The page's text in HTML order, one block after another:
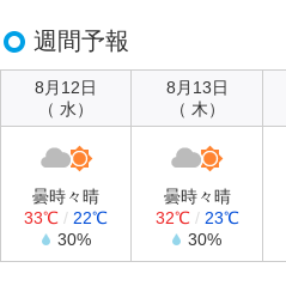
週間予報
8月12日
（ 水）
8月13日
（ 木）
曇時々晴
33℃ / 22℃
30%
曇時々晴
32℃/ 23℃
30%